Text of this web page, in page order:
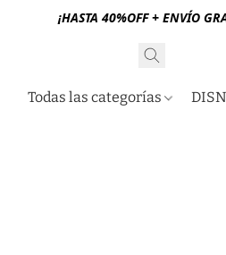
¡HASTA 40%OFF + ENVÍO
Todas las categorías